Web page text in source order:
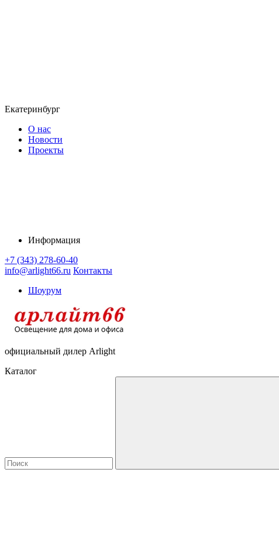
Екатеринбург
О нас
Новости
Проекты
Информация
+7 (343) 278-60-40
info@arlight66.ru Контакты
Шоурум
официальный дилер Arlight
Каталог